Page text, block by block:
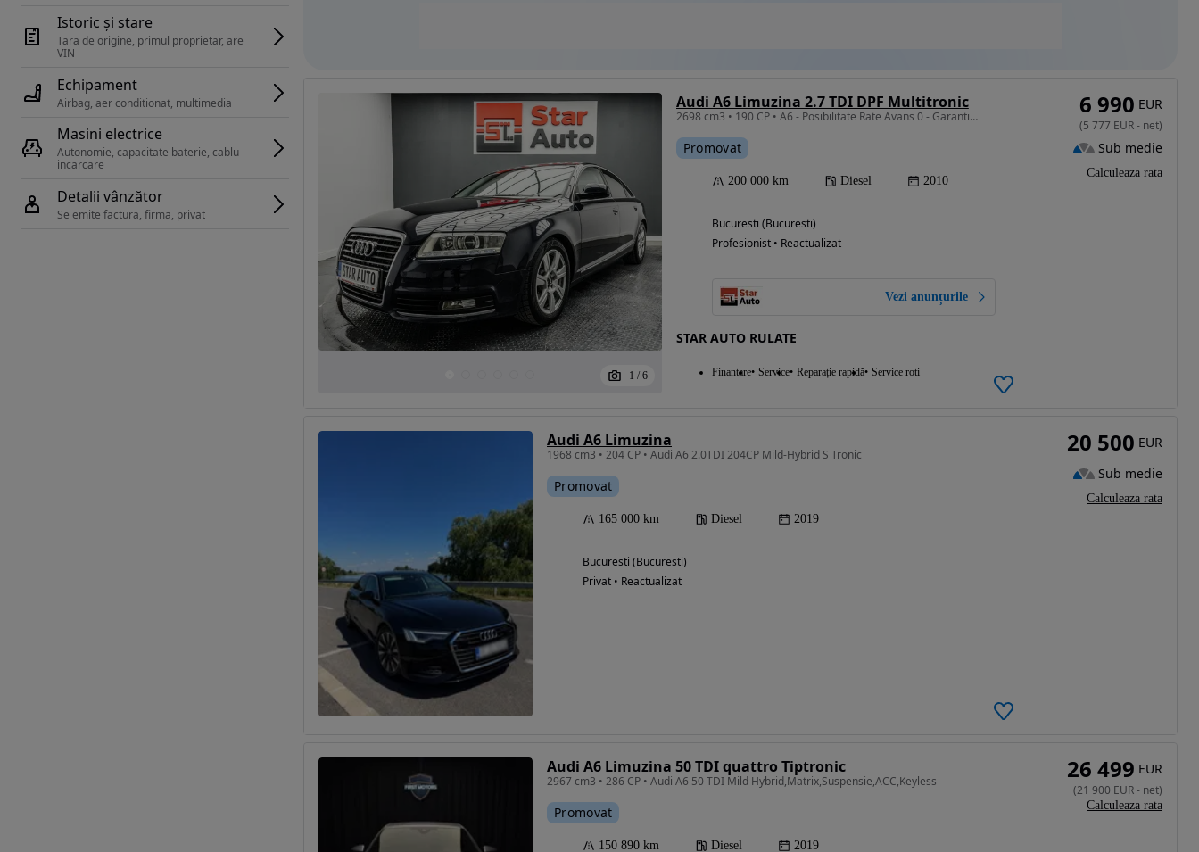
Istoric și stare
Tara de origine, primul proprietar, are
Echipament
Airbag, aer conditionat, multimedia
Masini electrice
Autonomie, capacitate baterie, cablu
Detalii vânzător
Se emite factura, firma, privat
1 / 6
Audi A6 Limuzina 2.7 TDI DPF Multitronic
2698 cm3 • 190 CP • A6 - Posibilitate Rate Avans 0 - Garantie 12 Luni - IMPECABILA
Promovat
200 000 km Diesel 2010
Bucuresti (Bucuresti)
Profesionist • Reactualizat
Vezi anunțurile
STAR AUTO RULATE
Finantare Service Reparație rapidă Service roti
6 990 EUR
(5 777 EUR- net)
Sub medie
Calculeaza rata
Audi A6 Limuzina
1968 cm3 • 204 CP • Audi A6 2.0TDI 204CP Mild-Hybrid S Tronic
Promovat
165 000 km Diesel 2019
Bucuresti (Bucuresti)
Privat • Reactualizat
20 500 EUR
Sub medie
Calculeaza rata
Audi A6 Limuzina 50 TDI quattro Tiptronic
2967 cm3 • 286 CP • Audi A6 50 TDI Mild Hybrid,Matrix,Suspensie,ACC,Keyless
Promovat
150 890 km Diesel 2019
26 499 EUR
(21 900 EUR- net)
Calculeaza rata